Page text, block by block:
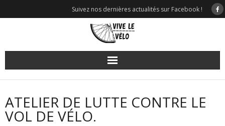
Suivez nos dernières actualités sur Facebook !
ATELIER DE LUTTE CONTRE LE
VOL DE VÉLO.